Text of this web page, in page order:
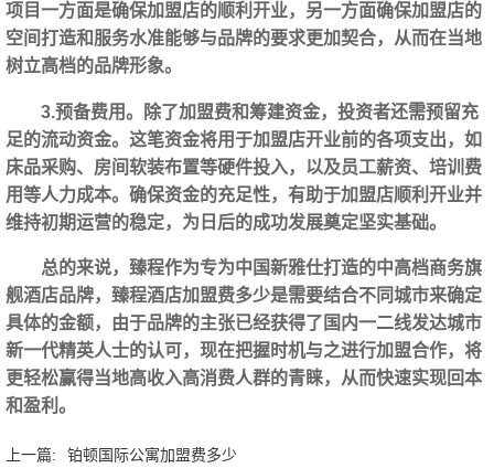
项目一方面是确保加盟店的顺利开业，另一方面确保加盟店的
空间打造和服务水准能够与品牌的要求更加契合，从而在当地
树立高档的品牌形象。
3.预备费用。除了加盟费和筹建资金，投资者还需预留充
足的流动资金。这笔资金将用于加盟店开业前的各项支出，如
床品采购、房间软装布置等硬件投入，以及员工薪资、培训费
用等人力成本。确保资金的充足性，有助于加盟店顺利开业并
维持初期运营的稳定，为日后的成功发展奠定坚实基础。
总的来说，臻程作为专为中国新雅仕打造的中高档商务旗
舰酒店品牌，臻程酒店加盟费多少是需要结合不同城市来确定
具体的金额，由于品牌的主张已经获得了国内一二线发达城市
新一代精英人士的认可，现在把握时机与之进行加盟合作，将
更轻松赢得当地高收入高消费人群的青睐，从而快速实现回本
和盈利。‍
上一篇:
铂顿国际公寓加盟费多少